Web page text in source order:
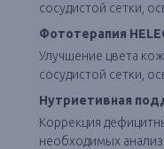
сосудистой сетки,
Фототерапия
Улучшение цвета
сосудистой сетки,
Нутриетивная
Коррекция
необходимых